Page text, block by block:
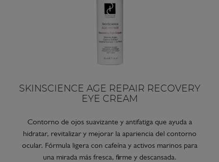
SKINSCIENCE AGE REPAIR RECOVERY
CREAM
Crema facial nutritiva con activos marinos y botánicos que
hidrata intensamente, mejora el confort cutáneo y ayuda
a recuperar la suavidad y firmeza de la piel. Fórmula de
textura envolvente para una piel más revitalizada, flexible